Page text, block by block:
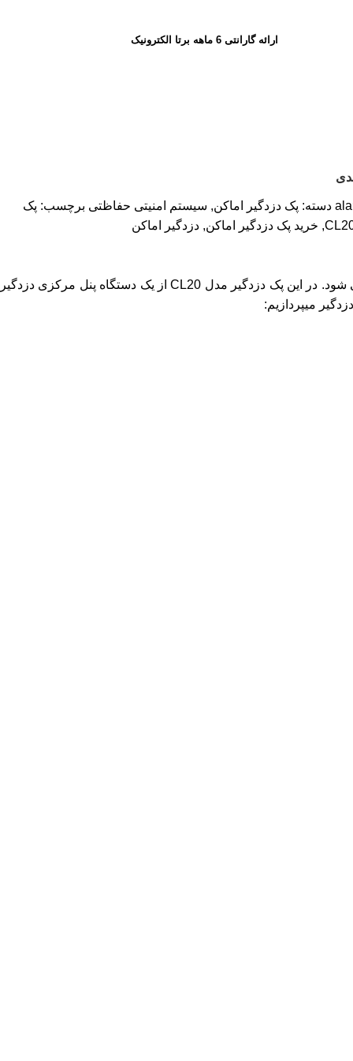
ارائه گارانتی 6 ماهه برتا الکترونیک
دسته: پک دزدگیر اماکن, سیستم امنیتی حفاظتی برچسب: پک
, خرید پک دزدگیر اماکن, دزدگیر اماکن
پک دزدگیر اماکن CL20 یک مجموعه کامل برای حفظ امنیت اماکن تولید شده است که در حال حاضر در فروشگاه برتا الکترونیک عرضه می شود. در این پک دزدگیر مدل CL20 از یک دستگاه پنل مرکزی دزدگیر